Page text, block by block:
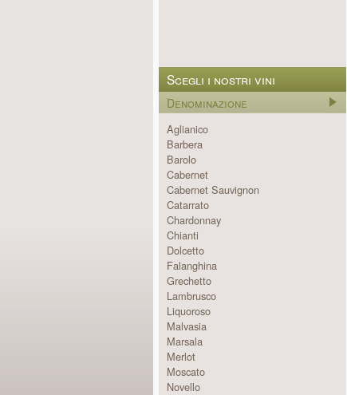
Scegli i nostri vini
Denominazione
Aglianico
Barbera
Barolo
Cabernet
Cabernet Sauvignon
Catarrato
Chardonnay
Chianti
Dolcetto
Falanghina
Grechetto
Lambrusco
Liquoroso
Malvasia
Marsala
Merlot
Moscato
Novello